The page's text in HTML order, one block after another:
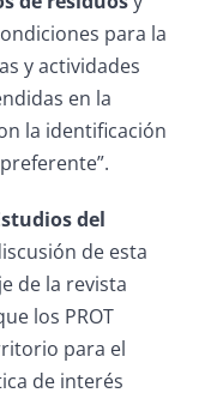
para la
y actividades
en la
la identificación
del
de esta
de la revista
los PROT
para el
de interés